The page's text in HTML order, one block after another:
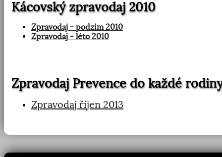
Kácovský zpravodaj 2010
Zpravodaj - podzim 2010
Zpravodaj - léto 2010
Zpravodaj Prevence do každé
Zpravodaj říjen 2013